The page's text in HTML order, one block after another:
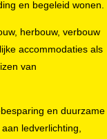
en begeleid wonen.
herbouw, verbouw
accommodaties als
van
en duurzame
ledverlichting,